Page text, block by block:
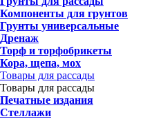
Компоненты для грунтов
Грунты универсальные
Дренаж
Торф и торфобрикеты
Кора, щепа, мох
Товары для рассады
Товары для рассады
Печатные издания
Стеллажи